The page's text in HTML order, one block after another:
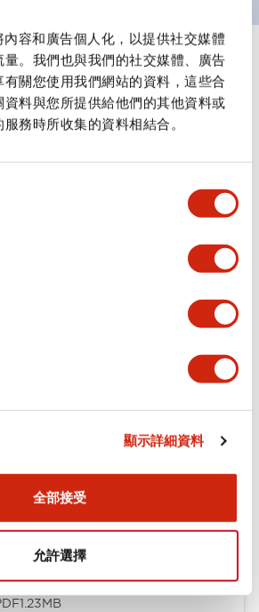
容和廣告個人化，以提供社交媒體
。我們也與我們的社交媒體、廣告
關您使用我們網站的資料，這些合
料與您所提供給他們的其他資料或
務時所收集的資料相結合。
顯示詳細資料
全部接受
允許選擇
顯示全部
LW系列 控制元件 (英文版)
1.23MB